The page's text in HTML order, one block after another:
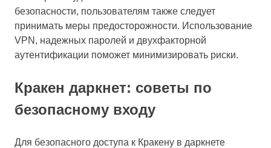
безопасности, пользователям также следует
принимать меры предосторожности. Использование
VPN, надежных паролей и двухфакторной
аутентификации поможет минимизировать риски.
Кракен даркнет: советы по
безопасному входу
Для безопасного доступа к Кракену в даркнете